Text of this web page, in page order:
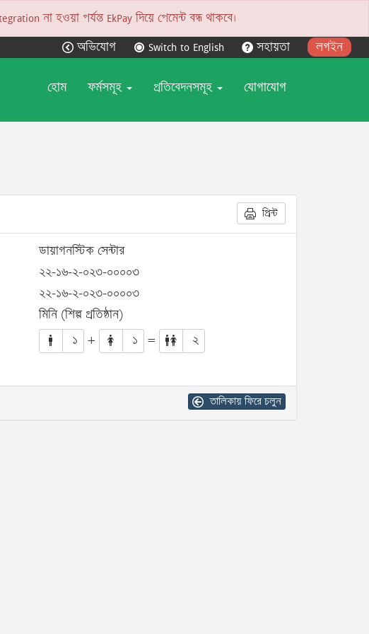
না হওয়া পর্যন্ত EkPay দিয়ে পেমেন্ট বন্ধ থাকবে।
অভিযোগ Switch to English সহায়তা লগইন
হোম ফর্মসমূহ প্রতিবেদনসমূহ যোগাযোগ
প্রিন্ট
ডায়াগনস্টিক সেন্টার
২২-১৬-২-০২৩-০০০০৩
২২-১৬-২-০২৩-০০০০৩
মিনি (শিল্প প্রতিষ্ঠান)
১ + ১ = ২
তালিকায় ফিরে চলুন